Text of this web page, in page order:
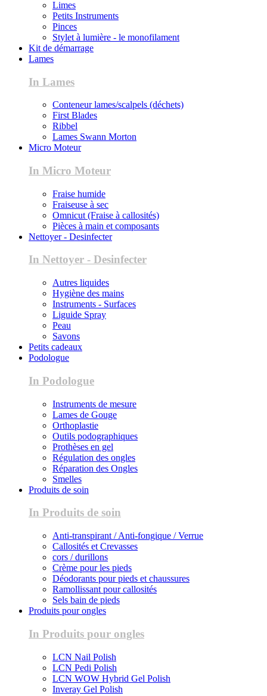
Limes
Petits Instruments
Pinces
Stylet à lumière - le monofilament
Kit de démarrage
Lames
In Lames
Conteneur lames/scalpels (déchets)
First Blades
Ribbel
Lames Swann Morton
Micro Moteur
In Micro Moteur
Fraise humide
Fraiseuse à sec
Omnicut (Fraise à callosités)
Pièces à main et composants
Nettoyer - Desinfecter
In Nettoyer - Desinfecter
Autres liquides
Hygiène des mains
Instruments - Surfaces
Liguide Spray
Peau
Savons
Petits cadeaux
Podologue
In Podologue
Instruments de mesure
Lames de Gouge
Orthoplastie
Outils podographiques
Prothèses en gel
Régulation des ongles
Réparation des Ongles
Smelles
Produits de soin
In Produits de soin
Anti-transpirant / Anti-fongique / Verrue
Callosités et Crevasses
cors / durillons
Crème pour les pieds
Déodorants pour pieds et chaussures
Ramollissant pour callosités
Sels bain de pieds
Produits pour ongles
In Produits pour ongles
LCN Nail Polish
LCN Pedi Polish
LCN WOW Hybrid Gel Polish
Inveray Gel Polish